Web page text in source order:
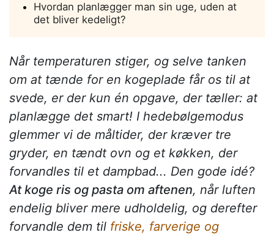
Hvordan planlægger man sin uge, uden at
det bliver kedeligt?
Når temperaturen stiger, og selve tanken
om at tænde for en kogeplade får os til at
svede, er der kun én opgave, der tæller: at
planlægge det smart! I hedebølgemodus
glemmer vi de måltider, der kræver tre
gryder, en tændt ovn og et køkken, der
forvandles til et dampbad... Den gode idé?
At koge ris og pasta om aftenen, når luften
endelig bliver mere udholdelig, og derefter
forvandle dem til friske, farverige og